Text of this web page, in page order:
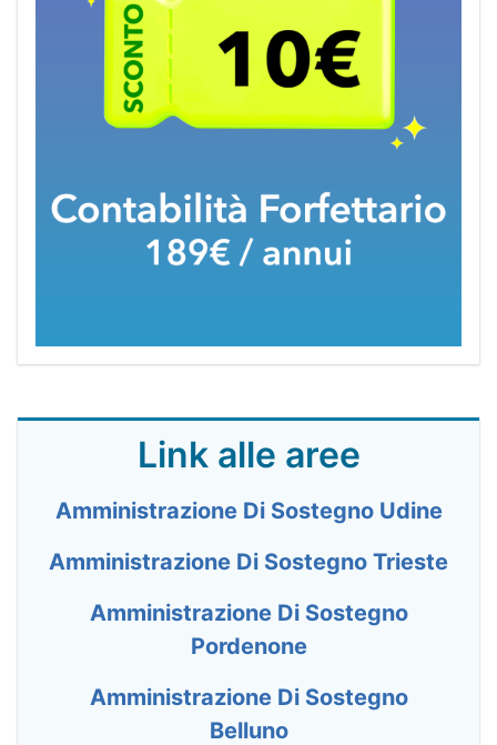
Link alle aree
Amministrazione Di Sostegno Udine
Amministrazione Di Sostegno Trieste
Amministrazione Di Sostegno
Pordenone
Amministrazione Di Sostegno
Belluno